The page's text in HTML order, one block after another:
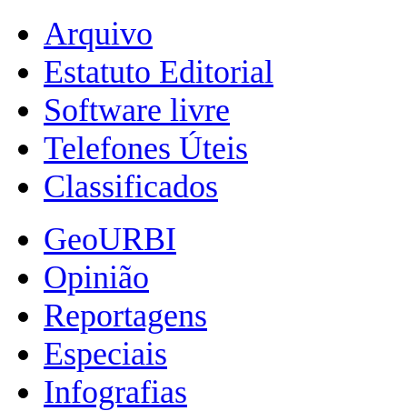
Arquivo
Estatuto Editorial
Software livre
Telefones Úteis
Classificados
GeoURBI
Opinião
Reportagens
Especiais
Infografias